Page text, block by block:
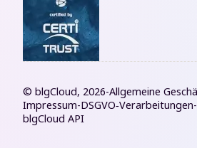
© blgCloud, 2026-Allgemeine
Impressum-DSGVO‑Verarbeitungen-
blgCloud API